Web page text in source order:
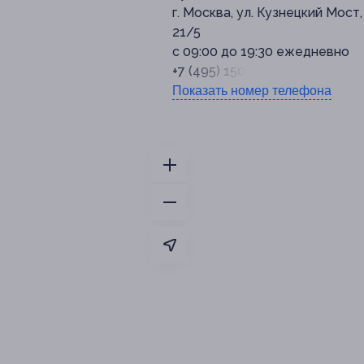
г. Москва, ул. Кузнецкий
21/5
с 09:00 до 19:30 ежедневно
+7 (495) 150-19-99
Показать номер телефона